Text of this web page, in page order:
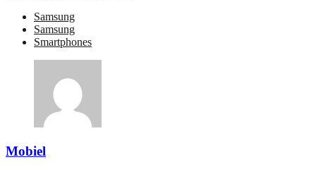
Samsung
Samsung
Smartphones
Mobiel